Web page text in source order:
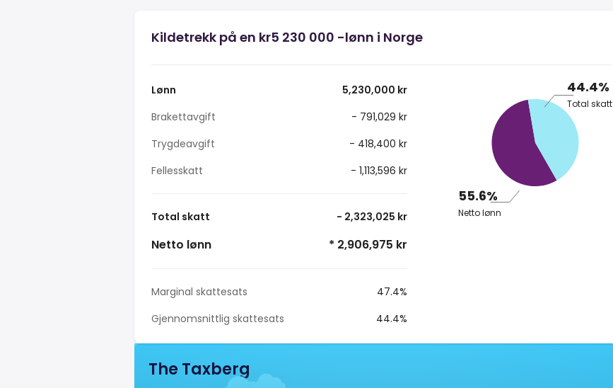
Kildetrekk på en kr5 230 000 -lønn i Norge
Lønn
5,230,000 kr
Brakettavgift
- 791,029 kr
Trygdeavgift
- 418,400 kr
Fellesskatt
- 1,113,596 kr
Total skatt - 2,323,025 kr
Netto lønn * 2,906,975 kr
Marginal skattesats
47.4%
Gjennomsnittlig skattesats
44.4%
44.4%
Total skatt
55.6%
Netto lønn
The Taxberg